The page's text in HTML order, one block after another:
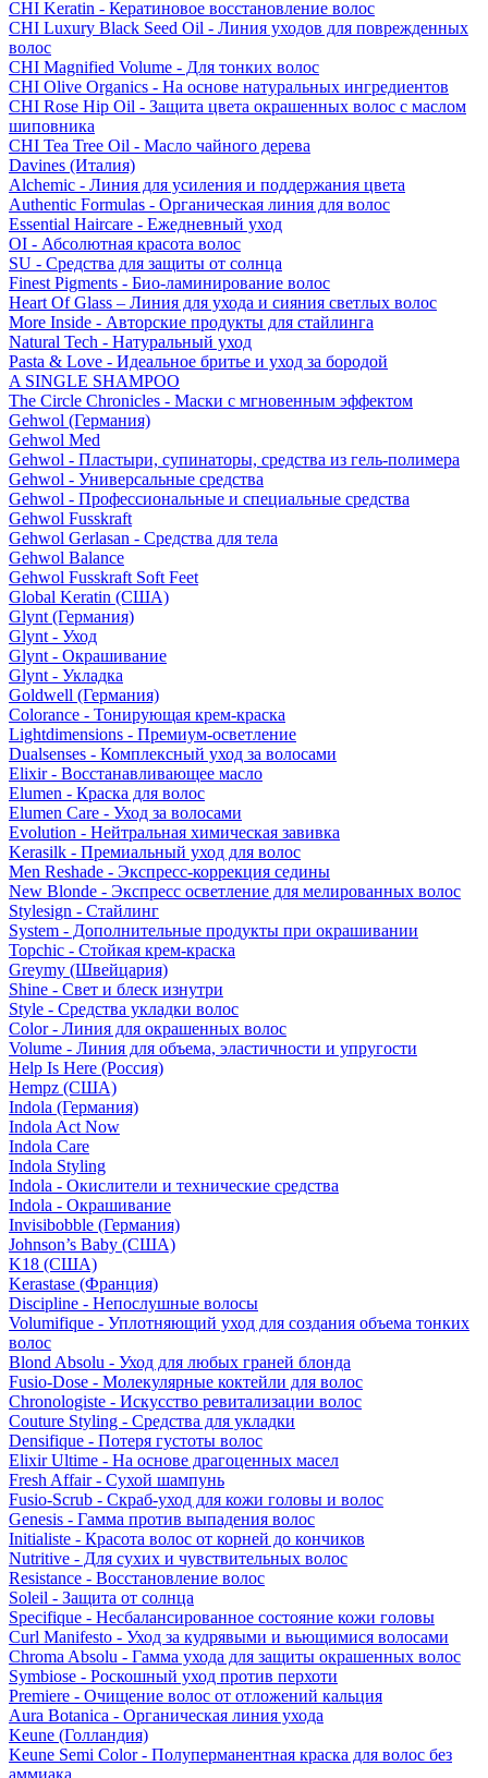
CHI Keratin - Кератиновое восстановление волос
CHI Luxury Black Seed Oil - Линия уходов для поврежденных
волос
CHI Magnified Volume - Для тонких волос
CHI Olive Organics - На основе натуральных ингредиентов
CHI Rose Hip Oil - Защита цвета окрашенных волос с маслом
шиповника
CHI Tea Tree Oil - Масло чайного дерева
Davines (Италия)
Alchemic - Линия для усиления и поддержания цвета
Authentic Formulas - Органическая линия для волос
Essential Haircare - Eжедневный уход
OI - Абсолютная красота волос
SU - Средства для защиты от солнца
Finest Pigments - Био-ламинирование волос
Heart Of Glass – Линия для ухода и сияния светлых волос
More Inside - Авторские продукты для стайлинга
Natural Tech - Натуральный уход
Pasta & Love - Идеальное бритье и уход за бородой
A SINGLE SHAMPOO
The Circle Chronicles - Маски с мгновенным эффектом
Gehwol (Германия)
Gehwol Med
Gehwol - Пластыри, супинаторы, средства из гель-полимера
Gehwol - Универсальные средства
Gehwol - Профессиональные и специальные средства
Gehwol Fusskraft
Gehwol Gerlasan - Средства для тела
Gehwol Balance
Gehwol Fusskraft Soft Feet
Global Keratin (США)
Glynt (Германия)
Glynt - Уход
Glynt - Окрашивание
Glynt - Укладка
Goldwell (Германия)
Colorance - Тонирующая крем-краска
Lightdimensions - Премиум-осветление
Dualsenses - Комплексный уход за волосами
Elixir - Восстанавливающее масло
Elumen - Краска для волос
Elumen Care - Уход за волосами
Evolution - Нейтральная химическая завивка
Kerasilk - Премиальный уход для волос
Men Reshade - Экспресс-коррекция седины
New Blonde - Экспресс осветление для мелированных волос
Stylesign - Стайлинг
System - Дополнительные продукты при окрашивании
Topchic - Стойкая крем-краска
Greymy (Швейцария)
Shine - Свет и блеск изнутри
Style - Средства укладки волос
Color - Линия для окрашенных волос
Volume - Линия для объема, эластичности и упругости
Help Is Here (Россия)
Hempz (США)
Indola (Германия)
Indola Act Now
Indola Care
Indola Styling
Indola - Окислители и технические средства
Indola - Окрашивание
Invisibobble (Германия)
Johnson’s Baby (США)
K18 (США)
Kerastase (Франция)
Discipline - Непослушные волосы
Volumifique - Уплотняющий уход для создания объема тонких
волос
Blond Absolu - Уход для любых граней блонда
Fusio-Dose - Молекулярные коктейли для волос
Chronologiste - Искусство ревитализации волос
Couture Styling - Средства для укладки
Densifique - Потеря густоты волос
Elixir Ultime - На основе драгоценных масел
Fresh Affair - Сухой шампунь
Fusio-Scrub - Скраб-уход для кожи головы и волос
Genesis - Гамма против выпадения волос
Initialiste - Красота волос от корней до кончиков
Nutritive - Для сухих и чувствительных волос
Resistance - Восстановление волос
Soleil - Защита от солнца
Specifique - Несбалансированное состояние кожи головы
Curl Manifesto - Уход за кудрявыми и вьющимися волосами
Chroma Absolu - Гамма ухода для защиты окрашенных волос
Symbiose - Роскошный уход против перхоти
Premiere - Очищение волос от отложений кальция
Aura Botanica - Органическая линия ухода
Keune (Голландия)
Keune Semi Color - Полуперманентная краска для волос без
аммиака